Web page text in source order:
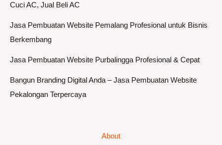
Cuci AC, Jual Beli AC
Jasa Pembuatan Website Pemalang Profesional untuk Bisnis
Berkembang
Jasa Pembuatan Website Purbalingga Profesional & Cepat
Bangun Branding Digital Anda – Jasa Pembuatan Website
Pekalongan Terpercaya
About